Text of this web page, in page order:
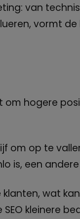
van
vormt
om hogere
om op te
is, een
wat
kleinere